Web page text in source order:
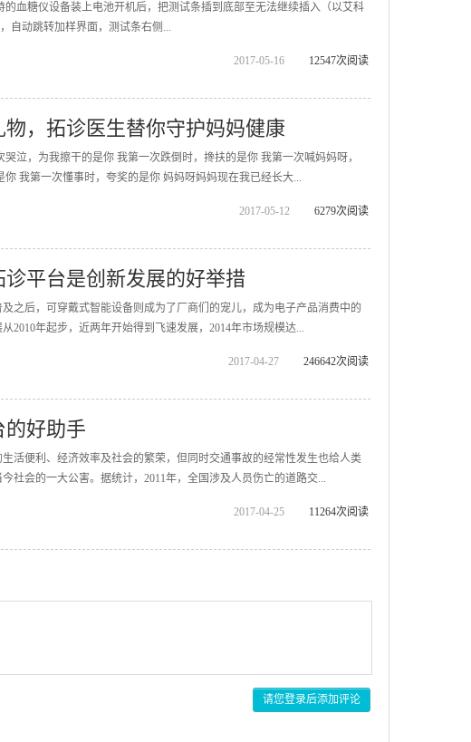
血糖仪设备装上电池开机后，把测试条插到底部至无法继续插入（以艾科
自动跳转加样界面，测试条右侧...
2017-05-16 12547次阅读
，拓诊医生替你守护妈妈健康
泣，为我擦干的是你 我第一次跌倒时，搀扶的是你 我第一次喊妈妈呀，
我第一次懂事时，夸奖的是你 妈妈呀妈妈现在我已经长大...
2017-05-12 6279次阅读
平台是创新发展的好举措
之后，可穿戴式智能设备则成为了厂商们的宠儿，成为电子产品消费中的
2010年起步，近两年开始得到飞速发展，2014年市场规模达...
2017-04-27 246642次阅读
的好助手
活便利、经济效率及社会的繁荣，但同时交通事故的经常性发生也给人类
社会的一大公害。据统计，2011年，全国涉及人员伤亡的道路交...
2017-04-25 11264次阅读
请您登录后添加评论